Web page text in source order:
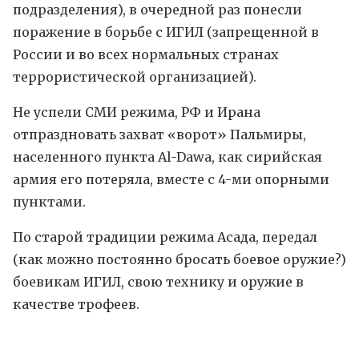
подразделения), в очередной раз понесли
поражение в борьбе с ИГИЛ (запрещенной в
России и во всех нормальных странах
террористической организацией).
Не успели СМИ режима, РФ и Ирана
отпраздновать захват «ворот» Пальмиры,
населенного пункта Al-Dawa, как сирийская
армия его потеряла, вместе с 4-ми опорными
пунктами.
По старой традиции режима Асада, передал
(как можно постоянно бросать боевое оружие?)
боевикам ИГИЛ, свою технику и оружие в
качестве трофеев.